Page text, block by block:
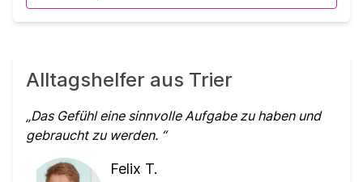
Alltagshelfer aus Trier
Das Gefühl eine sinnvolle Aufgabe zu haben und
gebraucht zu werden.
Felix T.